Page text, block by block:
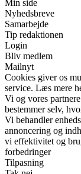
Min side
Nyhedsbreve
Samarbejde
Tip redaktionen
Login
Bliv medlem
Mailnyt
Cookies giver os
service. Læs mere
Vi og vores
bestemmer selv,
Vi behandler
annoncering og
vi effektivitet og
forbedringer
Tilpasning